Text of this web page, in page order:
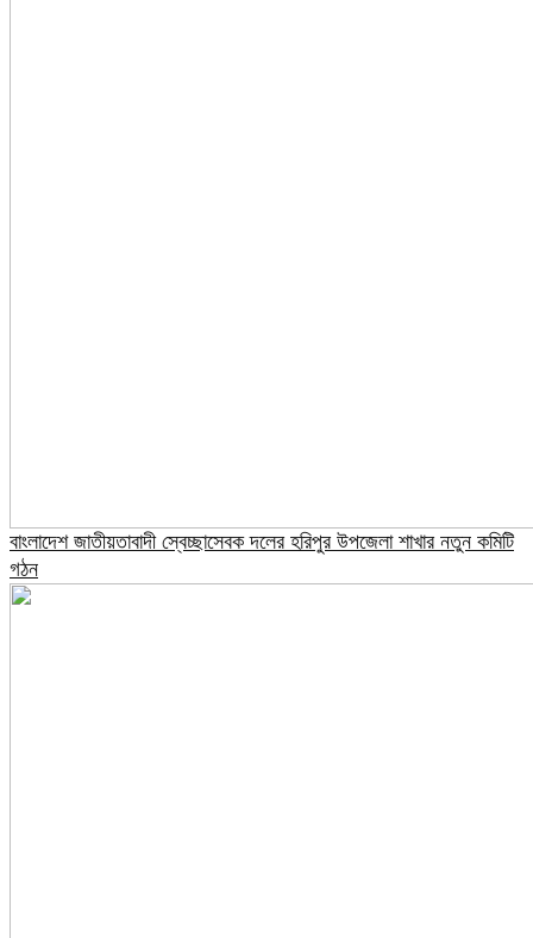
বাংলাদেশ জাতীয়তাবাদী স্বেচ্ছাসেবক দলের হরিপুর উপজেলা শাখার নতুন কমিটি
গঠন